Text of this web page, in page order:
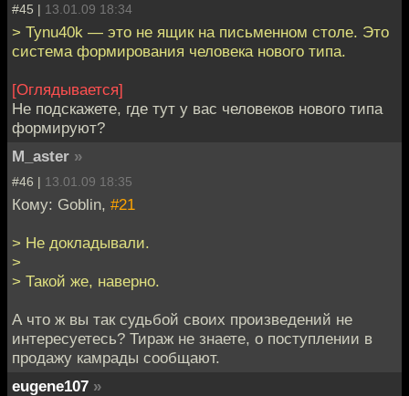
#45 | 13.01.09 18:34
> Tynu40k — это не ящик на письменном столе. Это
cистема формирования человека нового типа.
[Оглядывается]
Не подскажете, где тут у вас человеков нового типа
формируют?
M_aster »
#46 | 13.01.09 18:35
Кому: Goblin, #21
> Не докладывали.
>
> Такой же, наверно.
А что ж вы так судьбой своих произведений не
интересуетесь? Тираж не знаете, о поступлении в
продажу камрады сообщают.
eugene107 »